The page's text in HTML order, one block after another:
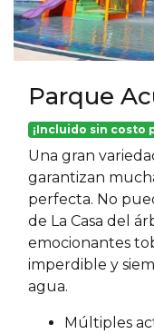
Parque
¡Incluido sin costo
Una gran
garantizan
perfecta. No
de La Casa del
emocionantes
imperdible y
agua.
Múltiples